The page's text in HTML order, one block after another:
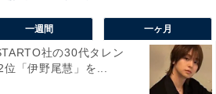
東京都）、「上品なイメージで印
代男性／埼玉県）といった声が集
一週間 一ヶ月
社の30代タレン
「伊野尾慧」を...